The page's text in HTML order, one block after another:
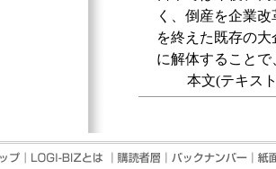
く、倒産を企業
を終えた既存の
に解体すること
本文(テキス